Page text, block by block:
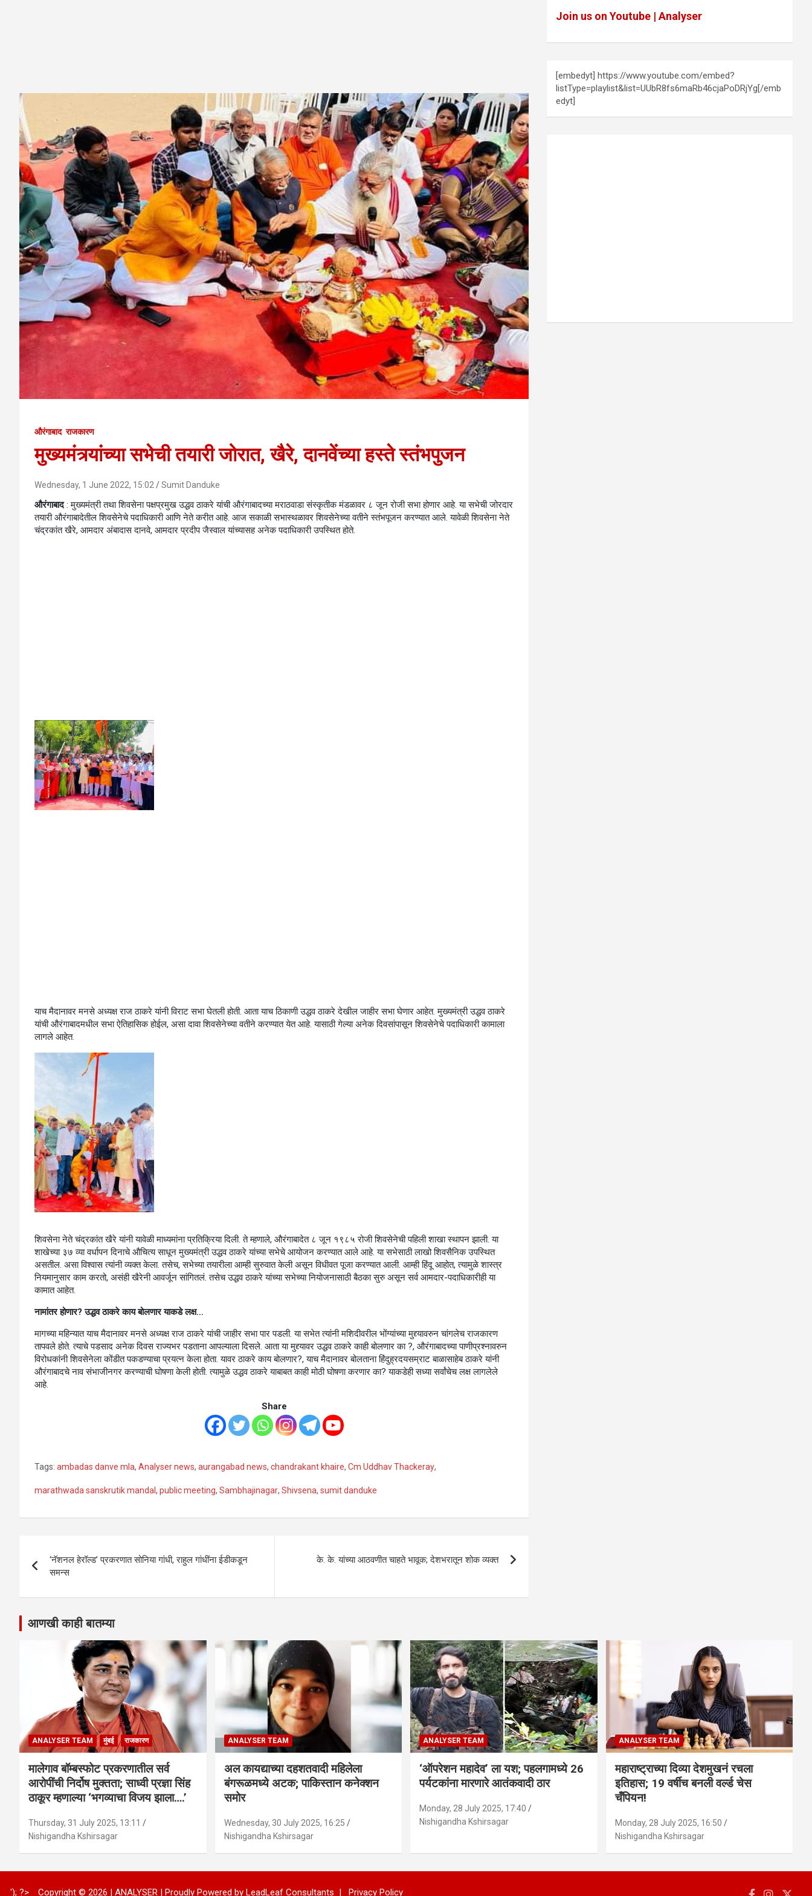
औरंगाबाद राजकारण
मुख्यमंत्र्यांच्या सभेची तयारी जोरात, खैरे, दानवेंच्या हस्ते स्तंभपुजन
Wednesday, 1 June 2022, 15:02 Sumit Danduke
औरंगाबाद: मुख्यमंत्री तथा शिवसेना पक्षप्रमुख उद्धव ठाकरे यांची औरंगाबादच्या मराठवाडा संस्कृतीक मंडळावर ८ जून रोजी सभा होणार आहे. या सभेची जोरदार
तयारी औरंगाबादेतील शिवसेनेचे पदाधिकारी आणि नेते करीत आहे. आज सकाळी सभास्थळावर शिवसेनेच्या वतीने स्तंभपूजन करण्यात आले. यावेळी शिवसेना नेते
चंद्रकांत खैरे, आमदार अंबादास दानवे, आमदार प्रदीप जैस्वाल यांच्यासह अनेक पदाधिकारी उपस्थित होते.
याच मैदानावर मनसे अध्यक्ष राज ठाकरे यांनी विराट सभा घेतली होती. आता याच ठिकाणी उद्धव ठाकरे देखील जाहीर सभा घेणार आहेत. मुख्यमंत्री उद्धव ठाकरे
यांची औरंगाबादमधील सभा ऐतिहासिक होईल, असा दावा शिवसेनेच्या वतीने करण्यात येत आहे. यासाठी गेल्या अनेक दिवसांपासून शिवसेनेचे पदाधिकारी कामाला
लागले आहेत.
शिवसेना नेते चंद्रकांत खैरे यांनी यावेळी माध्यमांना प्रतिक्रिया दिली. ते म्हणाले, औरंगाबादेत ८ जून १९८५ रोजी शिवसेनेची पहिली शाखा स्थापन झाली. या
शाखेच्या ३७ व्या वर्धापन दिनाचे औचित्य साधून मुख्यमंत्री उद्धव ठाकरे यांच्या सभेचे आयोजन करण्यात आले आहे. या सभेसाठी लाखो शिवसैनिक उपस्थित
असतील. असा विश्वास त्यांनी व्यक्त केला. तसेच, सभेच्या तयारीला आम्ही सुरुवात केली असून विधीवत पूजा करण्यात आली. आम्ही हिंदू आहोत, त्यामुळे शास्त्र
नियमानुसार काम करतो, असंही खैरेनी आवर्जून सांगितलं. तसेच उद्धव ठाकरे यांच्या सभेच्या नियोजनासाठी बैठका सुरु असून सर्व आमदार-पदाधिकारीही या
कामात आहेत.
नामांतर होणार? उद्धव ठाकरे काय बोलणार याकडे लक्ष…
मागच्या महिन्यात याच मैदानावर मनसे अध्यक्ष राज ठाकरे यांची जाहीर सभा पार पडली. या सभेत त्यांनी मशिदीवरील भोंग्यांच्या मुद्द्यावरुन चांगलेच राजकारण
तापवले होते. त्याचे पडसाद अनेक दिवस राज्यभर पडताना आपल्याला दिसले. आता या मुद्द्यावर उद्धव ठाकरे काही बोलणार का ?, औरंगाबादच्या पाणीप्रश्नावरुन
विरोधकांनी शिवसेनेला कोंडीत पकडण्याचा प्रयत्न केला होता. यावर ठाकरे काय बोलणार?, याच मैदानावर बोलताना हिंदुह्रदयसम्राट बाळासाहेब ठाकरे यांनी
औरंगाबादचे नाव संभाजीनगर करण्याची घोषणा केली होती. त्यामुळे उद्धव ठाकरे याबाबत काही मोठी घोषणा करणार का? याकडेही सध्या सर्वांचेच लक्ष लागलेले
आहे.
Share
Tags: ambadas danve mla, Analyser news, aurangabad news, chandrakant khaire, Cm Uddhav Thackeray,
marathwada sanskrutik mandal , public meeting, Sambhajinagar, Shivsena, sumit danduke
navigation
‘नॅशनल हेरॉल्ड’ प्रकरणात सोनिया गांधी, राहुल गांधींना ईडीकडून
समन्स
के. के. यांच्या आठवणीत चाहते भावूक; देशभरातून शोक व्यक्त
Join us on Youtube | Analyser
[embedyt] https://www.youtube.com/embed?
listType=playlist&list=UUbR8fs6maRb46cjaPoDRjYg[/emb
edyt]
आणखी काही बातम्या
ANALYSER TEAM मुंबई राजकारण
मालेगाव बॉम्बस्फोट प्रकरणातील सर्व
आरोपींची निर्दोष मुक्तता; साध्वी प्रज्ञा सिंह
ठाकूर म्हणाल्या ‘भगव्याचा विजय झाला….’
Thursday, 31 July 2025, 13:11
Nishigandha Kshirsagar
ANALYSER TEAM
अल कायद्याच्या दहशतवादी महिलेला
बंगरूळमध्ये अटक; पाकिस्तान कनेक्शन
समोर
Wednesday, 30 July 2025, 16:25
Nishigandha Kshirsagar
ANALYSER TEAM
‘ऑपरेशन महादेव’ ला यश; पहलगामध्ये 26
पर्यटकांना मारणारे आतंकवादी ठार
Monday, 28 July 2025, 17:40
Nishigandha Kshirsagar
ANALYSER TEAM
महाराष्ट्राच्या दिव्या देशमुखनं रचला
इतिहास; 19 वर्षीच बनली वर्ल्ड चेस
चँपियन!
Monday, 28 July 2025, 16:50
Nishigandha Kshirsagar
Copyright © 2026 | ANALYSER | Proudly Powered by LeadLeaf Consultants Privacy Policy
'); ?>